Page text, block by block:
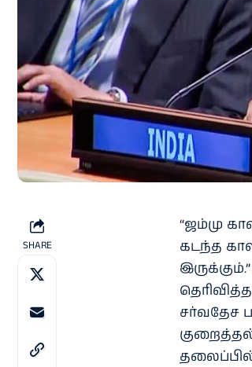
SHARE
“ஜம்மு
கடந்த
சர்வதேச
தலைப்பில்